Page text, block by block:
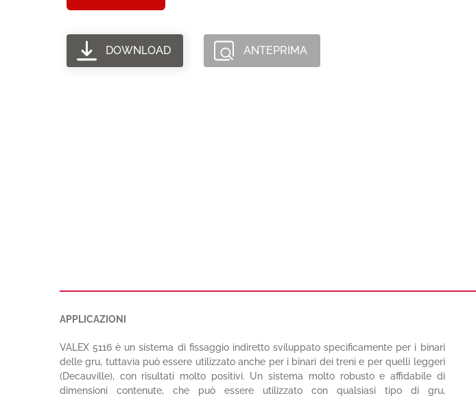
DOWNLOAD ANTEPRIMA
APPLICAZIONI
VALEX 5116 è un sistema di fissaggio indiretto sviluppato specificamente per i binari
delle gru, tuttavia può essere utilizzato anche per i binari dei treni e per quelli leggeri
(Decauville), con risultati molto positivi. Un sistema molto robusto e affidabile di
dimensioni contenute, che può essere utilizzato con qualsiasi tipo di gru,